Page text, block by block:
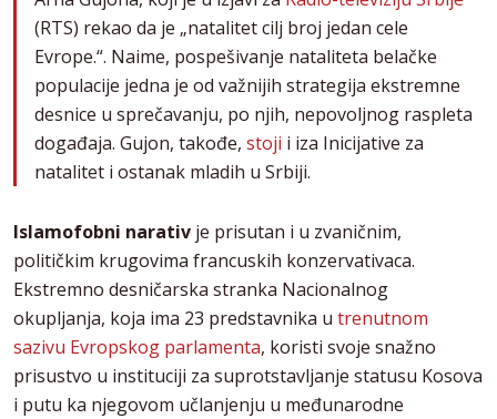
(RTS) rekao da je „natalitet cilj broj jedan cele
Evrope.“. Naime, pospešivanje nataliteta belačke
populacije jedna je od važnijih strategija ekstremne
desnice u sprečavanju, po njih, nepovoljnog raspleta
događaja. Gujon, takođe, stoji i iza Inicijative za
natalitet i ostanak mladih u Srbiji.
Islamofobni narativ je prisutan i u zvaničnim,
političkim krugovima francuskih konzervativaca.
Ekstremno desničarska stranka Nacionalnog
okupljanja, koja ima 23 predstavnika u trenutnom
sazivu Evropskog parlamenta, koristi svoje snažno
prisustvo u instituciji za suprotstavljanje statusu Kosova
i putu ka njegovom učlanjenju u međunarodne